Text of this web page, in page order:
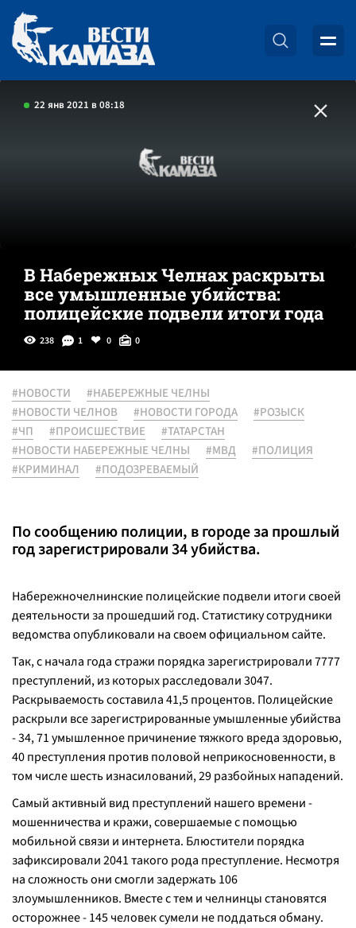
22 янв 2021 в 08:18
В Набережных Челнах раскрыты
все умышленные убийства:
полицейские подвели итоги года
238 1 0 0
#НОВОСТИ
#НАБЕРЕЖНЫЕ ЧЕЛНЫ
#НОВОСТИ ЧЕЛНОВ
#НОВОСТИ ГОРОДА
#РОЗЫСК
#ЧП
#ПРОИСШЕСТВИЕ
#ТАТАРСТАН
#НОВОСТИ НАБЕРЕЖНЫЕ ЧЕЛНЫ
#МВД
#ПОЛИЦИЯ
#КРИМИНАЛ
#ПОДОЗРЕВАЕМЫЙ
По сообщению полиции, в городе за прошлый
год зарегистрировали 34 убийства.
Набережночелнинские полицейские подвели итоги своей
деятельности за прошедший год. Статистику сотрудники
ведомства опубликовали на своем официальном сайте.
Так, с начала года стражи порядка зарегистрировали 7777
преступлений, из которых расследовали 3047.
Раскрываемость составила 41,5 процентов. Полицейские
раскрыли все зарегистрированные умышленные убийства
- 34, 71 умышленное причинение тяжкого вреда здоровью,
40 преступления против половой неприкосновенности, в
том числе шесть изнасилований, 29 разбойных нападений.
Самый активный вид преступлений нашего времени -
мошенничества и кражи, совершаемые с помощью
мобильной связи и интернета. Блюстители порядка
зафиксировали 2041 такого рода преступление. Несмотря
на сложность они смогли задержать 106
злоумышленников. Вместе с тем и челнинцы становятся
осторожнее - 145 человек сумели не поддаться обману.